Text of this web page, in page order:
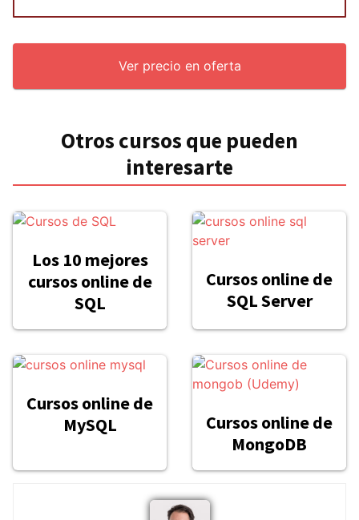
Ver precio en oferta
Otros cursos que pueden
interesarte
Los 10 mejores
cursos online de
SQL
Cursos online de
SQL Server
Cursos online de
MySQL
Cursos online de
MongoDB